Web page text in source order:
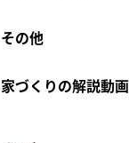
その他
家づくりの解説動画